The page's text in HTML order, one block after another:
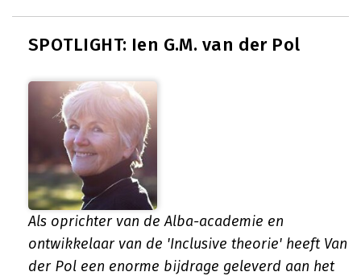
SPOTLIGHT: Ien G.M. van der Pol
Als oprichter van de Alba-academie en
ontwikkelaar van de 'Inclusive theorie' heeft Van
der Pol een enorme bijdrage geleverd aan het